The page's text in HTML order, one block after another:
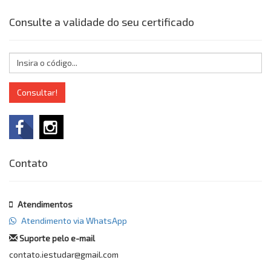
Consulte a validade do seu certificado
Consultar!
Contato
Atendimentos
Atendimento via WhatsApp
Suporte pelo e-mail
contato.iestudar@gmail.com